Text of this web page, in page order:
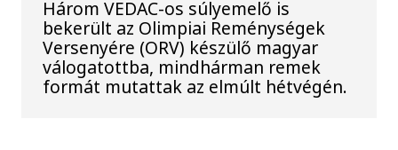
Három VEDAC-os súlyemelő is
bekerült az Olimpiai Reménységek
Versenyére (ORV) készülő magyar
válogatottba, mindhárman remek
formát mutattak az elmúlt hétvégén.